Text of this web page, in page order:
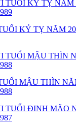
KỶ TỴ NĂM
MẬU THÌN